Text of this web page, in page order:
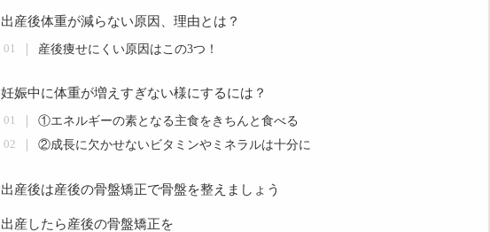
出産後体重が減らない原因、理由とは？
産後痩せにくい原因はこの3つ！
妊娠中に体重が増えすぎない様にするには？
①エネルギーの素となる主食をきちんと食べる
②成長に欠かせないビタミンやミネラルは十分に
出産後は産後の骨盤矯正で骨盤を整えましょう
出産したら産後の骨盤矯正を